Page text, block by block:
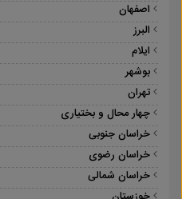
اصفهان
البرز
ایلام
بوشهر
تهران
چهار محال و بختیاری
خراسان جنوبی
خراسان رضوی
خراسان شمالی